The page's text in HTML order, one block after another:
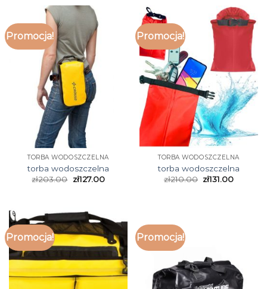
Promocja!
TORBA WODOSZCZELNA
torba wodoszczelna
zł203.00 zł127.00
Promocja!
TORBA WODOSZCZELNA
torba wodoszczelna
zł210.00 zł131.00
Promocja! Promocja!